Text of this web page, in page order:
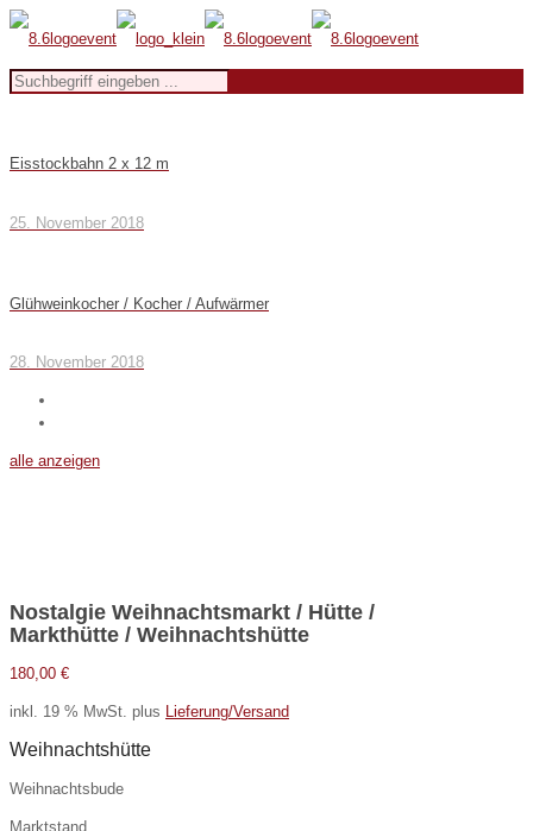
Eisstockbahn 2 x 12 m
25. November 2018
Glühweinkocher / Kocher / Aufwärmer
28. November 2018
alle anzeigen
Nostalgie Weihnachtsmarkt / Hütte /
Markthütte / Weihnachtshütte
180,00 €
inkl. 19 % MwSt. plus Lieferung/Versand
Weihnachtshütte
Weihnachtsbude
Marktstand